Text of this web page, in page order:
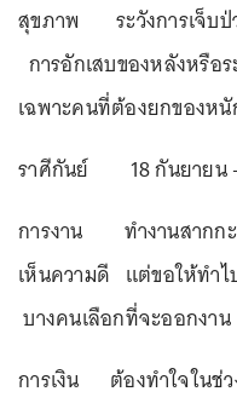
สุขภาพ ระวังการเจ็บป่
การอักเสบของหลังหรือ
เฉพาะคนที่ต้องยกของห
ราศีกันย์ 18 กันยายน -
การงาน ทำงานสากกะ
เห็นความดี แต่ขอให้ทำ
บางคนเลือกที่จะออกงาน
การเงิน ต้องทำใจในช่ว